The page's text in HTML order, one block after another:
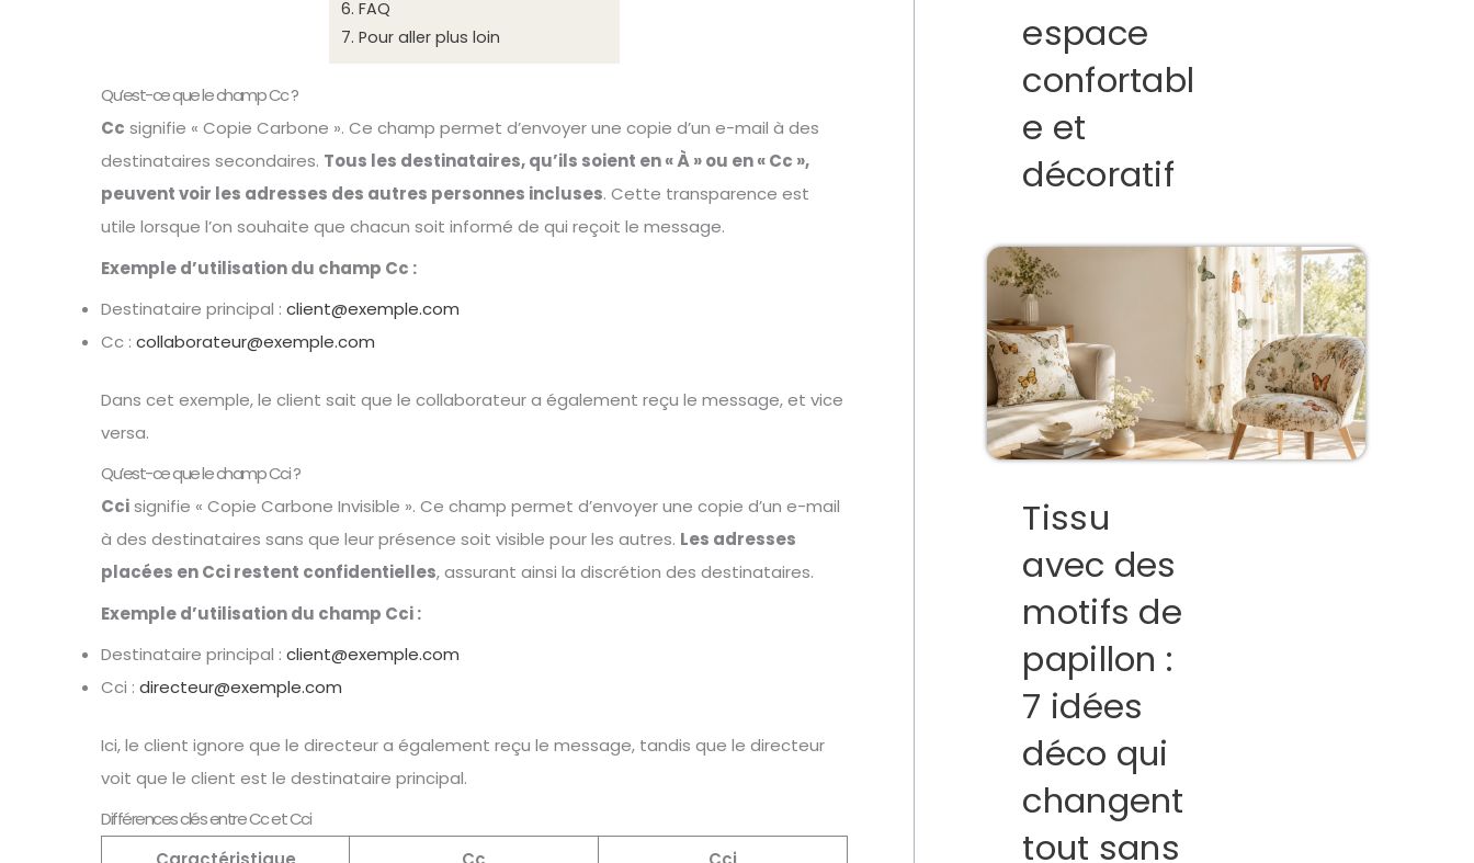
6. FAQ
7. Pour aller plus loin
Qu’est-ce que le champ Cc ?
Cc signifie « Copie Carbone ». Ce champ permet d’envoyer une copie d’un e-mail à des
destinataires secondaires. Tous les destinataires, qu’ils soient en « À » ou en « Cc »,
peuvent voir les adresses des autres personnes incluses. Cette transparence est
utile lorsque l’on souhaite que chacun soit informé de qui reçoit le message.
Exemple d’utilisation du champ Cc :
Destinataire principal : client@exemple.com
Cc : collaborateur@exemple.com
Dans cet exemple, le client sait que le collaborateur a également reçu le message, et vice
versa.
Qu’est-ce que le champ Cci ?
Ccisignifie « Copie Carbone Invisible ». Ce champ permet d’envoyer une copie d’un e-mail
à des destinataires sans que leur présence soit visible pour les autres. Les adresses
placées en Cci restent confidentielles, assurant ainsi la discrétion des destinataires.
Exemple d’utilisation du champ Cci :
Destinataire principal : client@exemple.com
Cci : directeur@exemple.com
Ici, le client ignore que le directeur a également reçu le message, tandis que le directeur
voit que le client est le destinataire principal.
Différences clés entre Cc et Cci
espace
confortabl
e et
décoratif
Tissu
avec des
motifs de
papillon :
7 idées
déco qui
changent
tout sans